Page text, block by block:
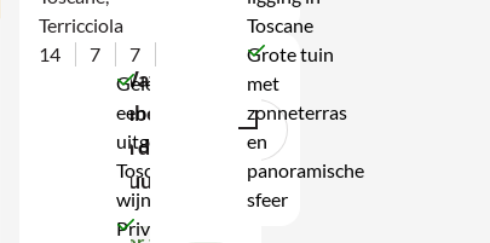
Whatsapp
Wat is
inbegrepen
in de
huurprijs?
op
maat
Terricciola
14
7 7
Gelegen op
een
uitgestrekt
Toscaans
wijnlandgoed
Privé
Toscane
Grote tuin
met
zonneterras
en
panoramische
sfeer